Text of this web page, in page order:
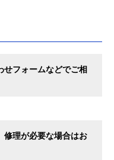
せフォームなどでご相
修理が必要な場合はお